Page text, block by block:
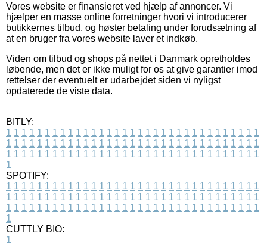
Vores website er finansieret ved hjælp af annoncer. Vi
hjælper en masse online forretninger hvori vi introducerer
butikkernes tilbud, og høster betaling under forudsætning af
at en bruger fra vores website laver et indkøb.
Viden om tilbud og shops på nettet i Danmark opretholdes
løbende, men det er ikke muligt for os at give garantier imod
rettelser der eventuelt er udarbejdet siden vi nyligst
opdaterede de viste data.
BITLY:
1 1 1 1 1 1 1 1 1 1 1 1 1 1 1 1 1 1 1 1 1 1 1 1 1 1 1 1 1 1 1 1 1
1 1 1 1 1 1 1 1 1 1 1 1 1 1 1 1 1 1 1 1 1 1 1 1 1 1 1 1 1 1 1 1 1
1 1 1 1 1 1 1 1 1 1 1 1 1 1 1 1 1 1 1 1 1 1 1 1 1 1 1 1 1 1 1 1 1
1
SPOTIFY:
1 1 1 1 1 1 1 1 1 1 1 1 1 1 1 1 1 1 1 1 1 1 1 1 1 1 1 1 1 1 1 1 1
1 1 1 1 1 1 1 1 1 1 1 1 1 1 1 1 1 1 1 1 1 1 1 1 1 1 1 1 1 1 1 1 1
1 1 1 1 1 1 1 1 1 1 1 1 1 1 1 1 1 1 1 1 1 1 1 1 1 1 1 1 1 1 1 1 1
1
CUTTLY BIO:
1